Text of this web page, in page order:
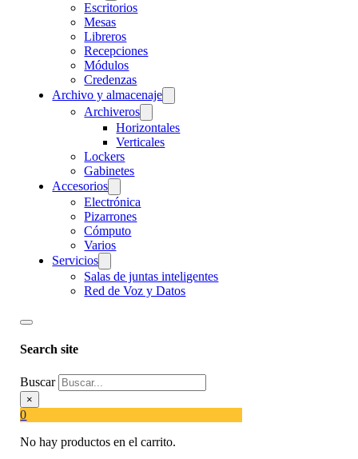
Escritorios
Mesas
Libreros
Recepciones
Módulos
Credenzas
Archivo y almacenaje
Archiveros
Horizontales
Verticales
Lockers
Gabinetes
Accesorios
Electrónica
Pizarrones
Cómputo
Varios
Servicios
Salas de juntas inteligentes
Red de Voz y Datos
Search site
Buscar
×
0
No hay productos en el carrito.